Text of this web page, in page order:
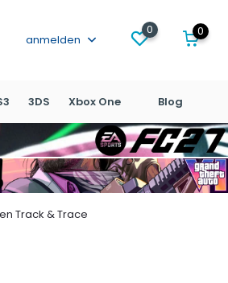
anmelden
0 0
3DS Xbox One Blog
Track & Trace